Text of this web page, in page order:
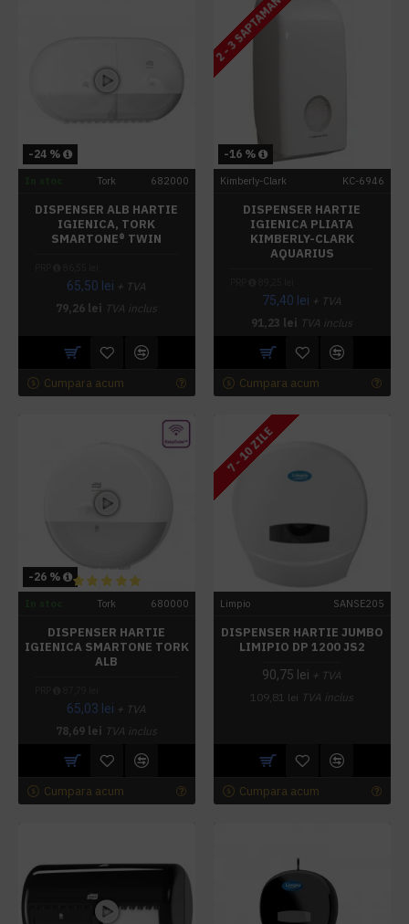
-24 %
Tork 682000
DISPENSER ALB HARTIE
IGIENICA, TORK
SMARTONE® TWIN
65,50 lei + TVA
79,26 lei TVA inclus
Cumpara acum
-16 %
2 - 3 SAPTAMANI
Kimberly-Clark KC-6946
DISPENSER HARTIE
IGIENICA PLIATA
KIMBERLY-CLARK
AQUARIUS
75,40 lei + TVA
91,23 lei TVA inclus
Cumpara acum
-26 %
Tork 680000
DISPENSER HARTIE
IGIENICA SMARTONE TORK
ALB
65,03 lei + TVA
78,69 lei TVA inclus
Cumpara acum
7 - 10 ZILE
Limpio SANSE205
DISPENSER HARTIE JUMBO
LIMIPIO DP 1200 JS2
90,75 lei + TVA
109,81 lei TVA inclus
Cumpara acum